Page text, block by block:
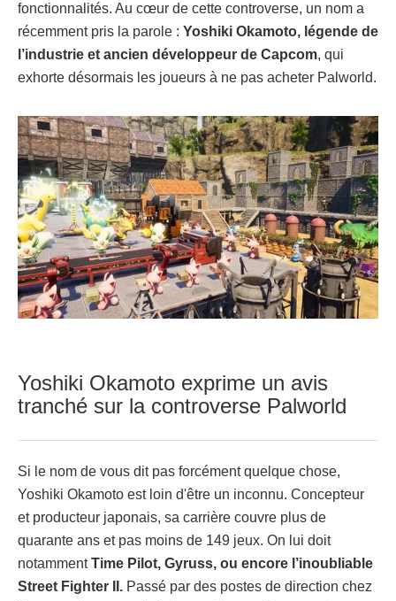
fonctionnalités. Au cœur de cette controverse, un nom a
récemment pris la parole : Yoshiki Okamoto, légende de
l’industrie et ancien développeur de Capcom, qui
exhorte désormais les joueurs à ne pas acheter Palworld.
Yoshiki Okamoto exprime un avis
tranché sur la controverse Palworld
Si le nom de vous dit pas forcément quelque chose,
Yoshiki Okamoto est loin d'être un inconnu. Concepteur
et producteur japonais, sa carrière couvre plus de
quarante ans et pas moins de 149 jeux. On lui doit
notammentTime Pilot, Gyruss, ou encore l’inoubliable
Street Fighter II. Passé par des postes de direction chez